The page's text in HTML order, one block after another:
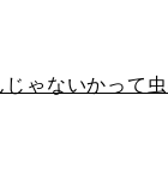
ゃないかって